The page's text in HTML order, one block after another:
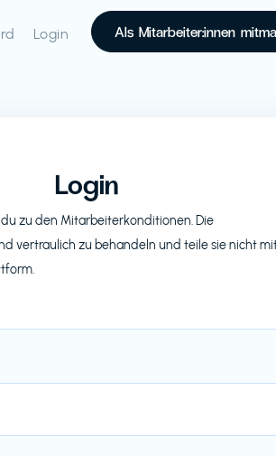
Login Als Mitarbeiter:innen
Login
zu den Mitarbeiterkonditionen. Die
vertraulich zu behandeln und teile sie nicht